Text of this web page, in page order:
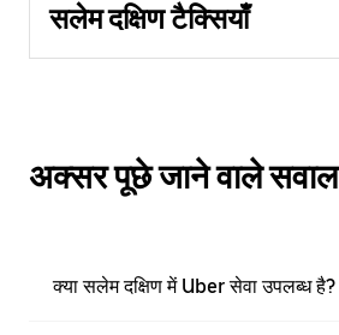
सलेम दक्षिण टैक्सियाँ
अक्सर पूछे जाने वाले सवाल
क्या सलेम दक्षिण में Uber सेवा उपलब्ध है?